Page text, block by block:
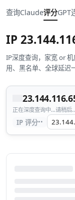
查询Claude评分GPT
IP
IP深度查询，家宽 or
用、黑名单、全球延迟
正在深度查询中...请稍后
IP 评分··